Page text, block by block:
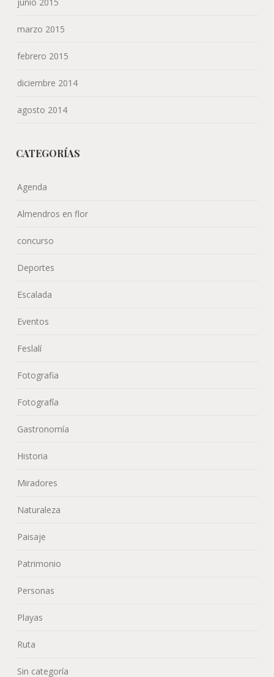
marzo 2015
febrero 2015
diciembre 2014
agosto 2014
CATEGORÍAS
Agenda
Almendros en flor
concurso
Deportes
Escalada
Eventos
Feslalí
Fotografia
Fotografía
Gastronomía
Historia
Miradores
Naturaleza
Paisaje
Patrimonio
Personas
Playas
Ruta
Sin categoría